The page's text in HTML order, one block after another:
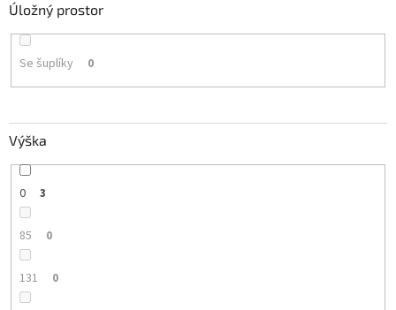
Úložný prostor
Se šuplíky 0
Výška
0 3
85 0
131 0